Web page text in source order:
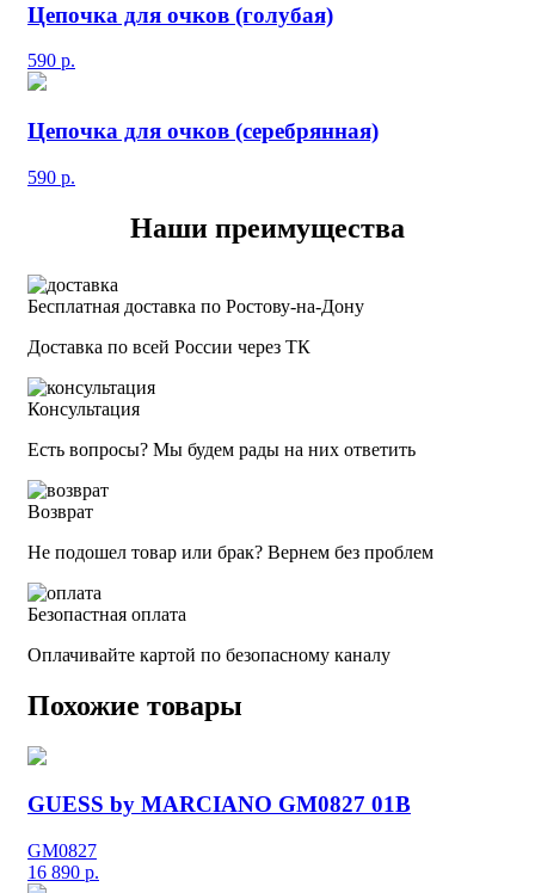
Цепочка для очков (голубая)
590 р.
Цепочка для очков (серебрянная)
590 р.
Наши преимущества
Бесплатная доставка по Ростову-на-Дону
Доставка по всей России через ТК
Консультация
Есть вопросы? Мы будем рады на них ответить
Возврат
Не подошел товар или брак? Вернем без проблем
Безопастная оплата
Оплачивайте картой по безопасному каналу
Похожие товары
GUESS by MARCIANO GM0827 01B
GM0827
16 890 р.